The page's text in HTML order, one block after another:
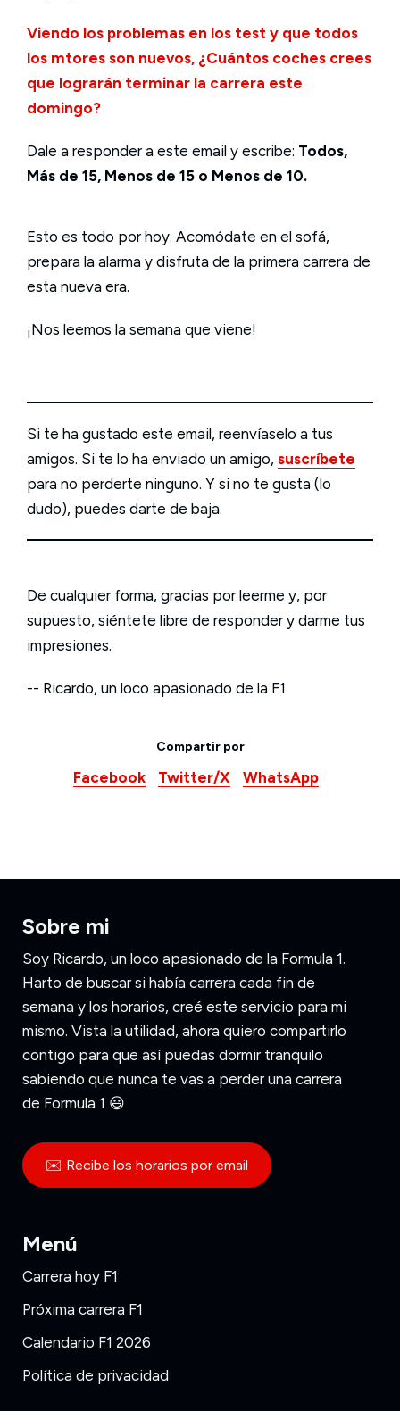
Viendo los problemas en los test y que todos
los mtores son nuevos, ¿Cuántos coches crees
que lograrán terminar la carrera este
domingo?
Dale a responder a este email y escribe: Todos,
Más de 15, Menos de 15 o Menos de 10.
Esto es todo por hoy. Acomódate en el sofá,
prepara la alarma y disfruta de la primera carrera de
esta nueva era.
¡Nos leemos la semana que viene!
Si te ha gustado este email, reenvíaselo a tus
amigos. Si te lo ha enviado un amigo, suscríbete
para no perderte ninguno. Y si no te gusta (lo
dudo), puedes darte de baja.
De cualquier forma, gracias por leerme y, por
supuesto, siéntete libre de responder y darme tus
impresiones.
-- Ricardo, un loco apasionado de la F1
Compartir por
Facebook Twitter/X WhatsApp
Sobre mi
Soy Ricardo, un loco apasionado de la Formula 1.
Harto de buscar si había carrera cada fin de
semana y los horarios, creé este servicio para mi
mismo. Vista la utilidad, ahora quiero compartirlo
contigo para que así puedas dormir tranquilo
sabiendo que nunca te vas a perder una carrera
de Formula 1 😃
✉️ Recibe los horarios por email
Menú
Carrera hoy F1
Próxima carrera F1
Calendario F1 2026
Política de privacidad